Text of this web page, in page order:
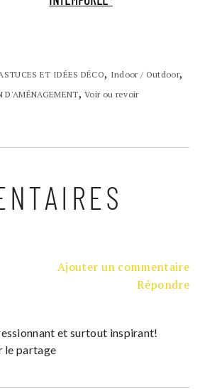
ET IDÉES DÉCO, Indoor / Outdoor,
D'AMÉNAGEMENT,Voir ou revoir
Ajouter un commentaire
Répondre
et surtout inspirant!
le partage